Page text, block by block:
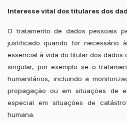
Interesse vital dos titulares dos
O tratamento de dados pessoais
justificado quando for necessário
essencial à vida do titular dos dados
singular, por exemplo se o
humanitários, incluindo a
propagação ou em situações de
especial em situações de
humana.